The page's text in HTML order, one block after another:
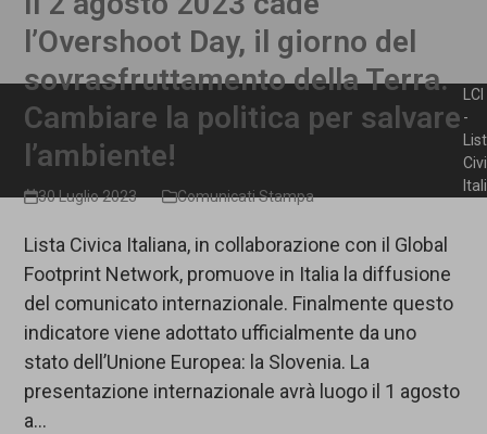
l’Overshoot Day, il giorno del
sovrasfruttamento della Terra.
Cambiare la politica per salvare
l’ambiente!
30 Luglio 2023 Comunicati Stampa
Lista Civica Italiana, in collaborazione con il Global
Footprint Network, promuove in Italia la diffusione
del comunicato internazionale. Finalmente questo
indicatore viene adottato ufficialmente da uno
stato dell’Unione Europea: la Slovenia. La
presentazione internazionale avrà luogo il 1 agosto
a…
LCI
-